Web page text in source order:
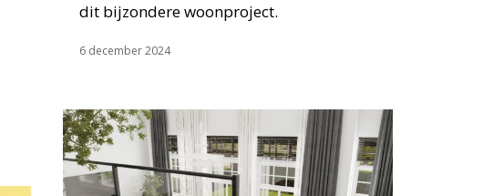
dit bijzondere woonproject.
6 december 2024